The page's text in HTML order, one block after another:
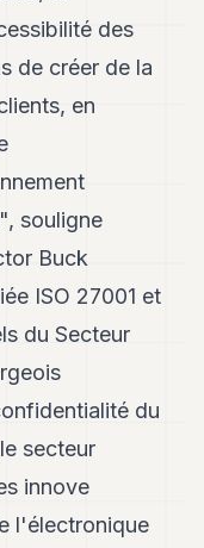
des
de créer de la
en
souligne
Buck
ISO 27001 et
du Secteur
du
secteur
innove
l'électronique